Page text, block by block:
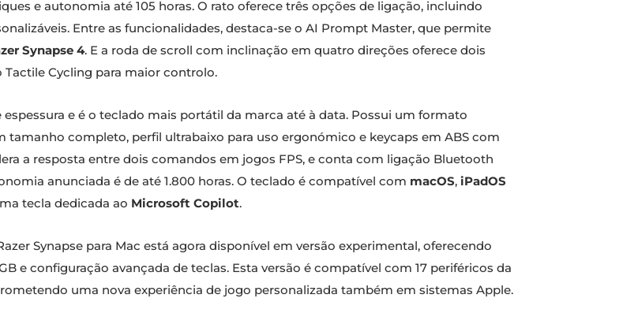
e autonomia até 105 horas. O rato oferece três opções de ligação, incluindo
Entre as funcionalidades, destaca-se o AI Prompt Master, que permite
Synapse 4. E a roda de scroll com inclinação em quatro direções oferece dois
Tactile Cycling para maior controlo.
e é o teclado mais portátil da marca até à data. Possui um formato
completo, perfil ultrabaixo para uso ergonómico e keycaps em ABS com
a resposta entre dois comandos em jogos FPS, e conta com ligação Bluetooth
anunciada é de até 1.800 horas. O teclado é compatível com macOS, iPadOS
tecla dedicada ao Microsoft Copilot.
Synapse para Mac está agora disponível em versão experimental, oferecendo
e configuração avançada de teclas. Esta versão é compatível com 17 periféricos da
uma nova experiência de jogo personalizada também em sistemas Apple.